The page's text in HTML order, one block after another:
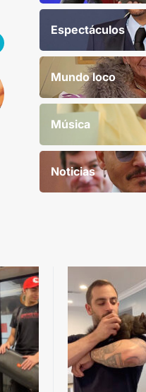
Espectáculos
Mundo loco
Música
Noticias